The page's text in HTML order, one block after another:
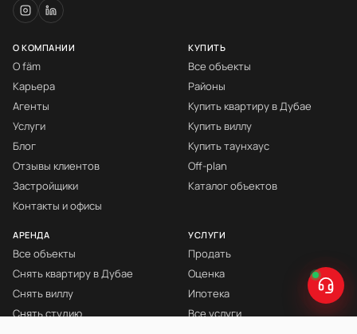
О КОМПАНИИ
О fäm
Карьера
Агенты
Услуги
Блог
Отзывы клиентов
Застройщики
Контакты и офисы
КУПИТЬ
Все объекты
Районы
Купить квартиру в Дубае
Купить виллу
Купить таунхаус
Off-plan
Каталог объектов
АРЕНДА
Все объекты
Снять квартиру в Дубае
Снять виллу
Снять студию
УСЛУГИ
Продать
Оценка
Ипотека
Все услуги